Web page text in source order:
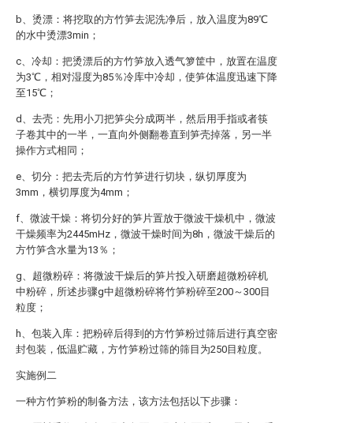
b、烫漂：将挖取的方竹笋去泥洗净后，放入温度为89℃
的水中烫漂3min；
c、冷却：把烫漂后的方竹笋放入透气箩筐中，放置在温度
为3℃，相对湿度为85％冷库中冷却，使笋体温度迅速下降
至15℃；
d、去壳：先用小刀把笋尖分成两半，然后用手指或者筷
子卷其中的一半，一直向外侧翻卷直到笋壳掉落，另一半
操作方式相同；
e、切分：把去壳后的方竹笋进行切块，纵切厚度为
3mm，横切厚度为4mm；
f、微波干燥：将切分好的笋片置放于微波干燥机中，微波
干燥频率为2445mHz，微波干燥时间为8h，微波干燥后的
方竹笋含水量为13％；
g、超微粉碎：将微波干燥后的笋片投入研磨超微粉碎机
中粉碎，所述步骤g中超微粉碎将竹笋粉碎至200～300目
粒度；
h、包装入库：把粉碎后得到的方竹笋粉过筛后进行真空密
封包装，低温贮藏，方竹笋粉过筛的筛目为250目粒度。
实施例二
一种方竹笋粉的制备方法，该方法包括以下步骤：